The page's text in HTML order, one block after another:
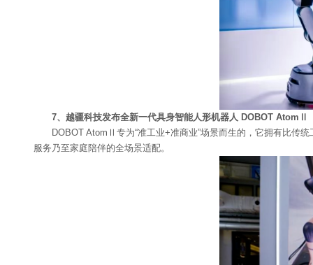
7、越疆科技发布全新一代具身智能人形机器人 DOBOT AtomⅡ
DOBOT AtomⅡ专为“准工业+准商业”场景而生的，它拥有比传
服务乃至家庭陪伴的全场景适配。